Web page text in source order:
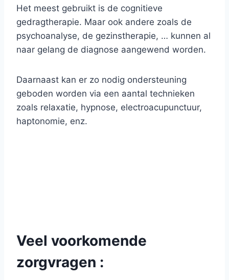
Het meest gebruikt is de cognitieve
gedragtherapie. Maar ook andere zoals de
psychoanalyse, de gezinstherapie, … kunnen al
naar gelang de diagnose aangewend worden.
Daarnaast kan er zo nodig ondersteuning
geboden worden via een aantal technieken
zoals relaxatie, hypnose, electroacupunctuur,
haptonomie, enz.
Veel voorkomende
zorgvragen :